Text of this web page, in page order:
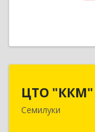
ЦТО "ККМ"
Семилуки